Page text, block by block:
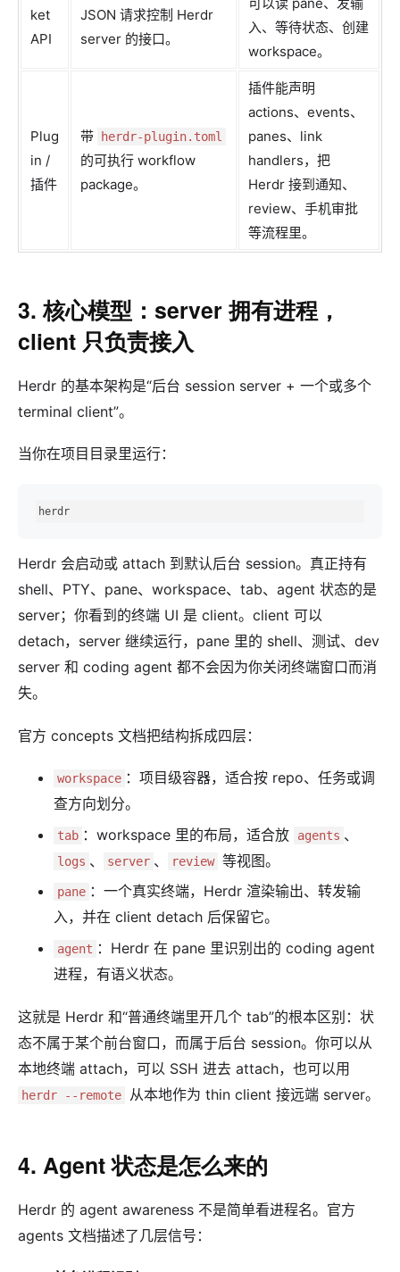
ket
API
JSON 请求控制 Herdr
server 的接口。
入、等待状态、创建
workspace。
Plug
in /
插件
带 herdr-plugin.toml
的可执行 workflow
package。
插件能声明
actions、events、
panes、link
handlers，把
Herdr 接到通知、
review、手机审批
等流程里。
3. 核心模型：server 拥有进程，
client 只负责接入
Herdr 的基本架构是“后台 session server + 一个或多个
terminal client”。
当你在项目目录里运行：
herdr
Herdr 会启动或 attach 到默认后台 session。真正持有
shell、PTY、pane、workspace、tab、agent 状态的是
server；你看到的终端 UI 是 client。client 可以
detach，server 继续运行，pane 里的 shell、测试、dev
server 和 coding agent 都不会因为你关闭终端窗口而消
失。
官方 concepts 文档把结构拆成四层：
workspace ：项目级容器，适合按 repo、任务或调
查方向划分。
tab ：workspace 里的布局，适合放 agents 、
logs 、 server 、 review 等视图。
pane ：一个真实终端，Herdr 渲染输出、转发输
入，并在 client detach 后保留它。
agent ：Herdr 在 pane 里识别出的 coding agent
进程，有语义状态。
这就是 Herdr 和“普通终端里开几个 tab”的根本区别：状
态不属于某个前台窗口，而属于后台 session。你可以从
本地终端 attach，可以 SSH 进去 attach，也可以用
herdr --remote 从本地作为 thin client 接远端 server。
4. Agent 状态是怎么来的
Herdr 的 agent awareness 不是简单看进程名。官方
agents 文档描述了几层信号：